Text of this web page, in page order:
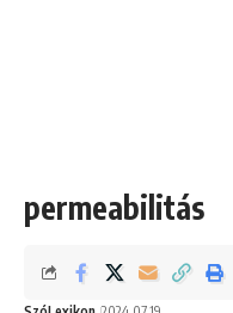
permeabilitás